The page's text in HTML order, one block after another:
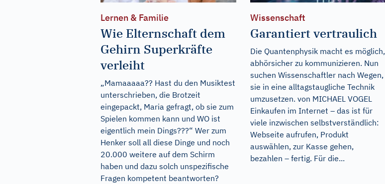
Lernen & Familie
Wie Elternschaft dem
Gehirn Superkräfte
verleiht
„Mamaaaaa?? Hast du den Musiktest
unterschrieben, die Brotzeit
eingepackt, Maria gefragt, ob sie zum
Spielen kommen kann und WO ist
eigentlich mein Dings???“ Wer zum
Henker soll all diese Dinge und noch
20.000 weitere auf dem Schirm
haben und dazu solch unspezifische
Fragen kompetent beantworten?
Wissenschaft
Garantiert vertraulich
Die Quantenphysik macht es möglich,
abhörsicher zu kommunizieren. Nun
suchen Wissenschaftler nach Wegen,
sie in eine alltagstaugliche Technik
umzusetzen. von MICHAEL VOGEL
Einkaufen im Internet – das ist für
viele inzwischen selbstverständlich:
Webseite aufrufen, Produkt
auswählen, zur Kasse gehen,
bezahlen – fertig. Für die...